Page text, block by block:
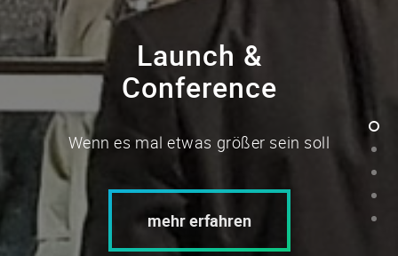
Launch &
Conference
Wenn es mal etwas größer sein soll
mehr erfahren